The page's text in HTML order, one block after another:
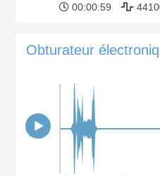
00:00:59
Obturateur